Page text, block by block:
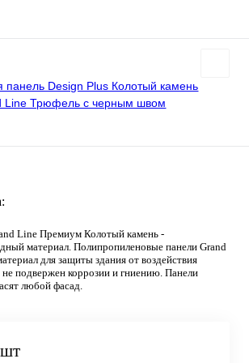
Line Премиум Колотый камень -
материал. Полипропиленовые панели Grand
для защиты здания от воздействия
подвержен коррозии и гниению. Панели
любой фасад.